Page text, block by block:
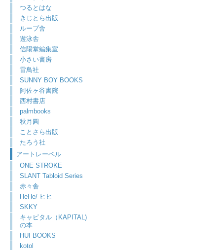
つるとはな
きじとら出版
ループ舎
遊泳舎
信陽堂編集室
小さい書房
雷鳥社
SUNNY BOY BOOKS
阿佐ヶ谷書院
西村書店
palmbooks
秋月圓
ことさら出版
たろう社
アートレーベル
ONE STROKE
SLANT Tabloid Series
赤々舎
HeHe/ ヒヒ
SKKY
キャピタル（KAPITAL)
の本
HUI BOOKS
kotol